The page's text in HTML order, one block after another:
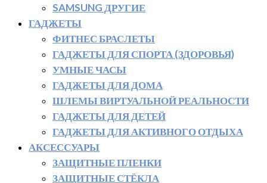
SAMSUNG ДРУГИЕ
ГАДЖЕТЫ
ФИТНЕС БРАСЛЕТЫ
ГАДЖЕТЫ ДЛЯ СПОРТА (ЗДОРОВЬЯ)
УМНЫЕ ЧАСЫ
ГАДЖЕТЫ ДЛЯ ДОМА
ШЛЕМЫ ВИРТУАЛЬНОЙ РЕАЛЬНОСТИ
ГАДЖЕТЫ ДЛЯ ДЕТЕЙ
ГАДЖЕТЫ ДЛЯ АКТИВНОГО ОТДЫХА
АКСЕССУАРЫ
ЗАЩИТНЫЕ ПЛЕНКИ
ЗАЩИТНЫЕ СТЁКЛА